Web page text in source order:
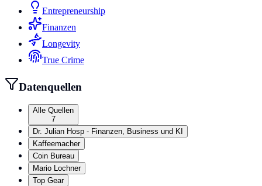
Entrepreneurship
Finanzen
Longevity
True Crime
Datenquellen
Alle Quellen
7
Dr. Julian Hosp - Finanzen, Business und KI
Kaffeemacher
Coin Bureau
Mario Lochner
Top Gear